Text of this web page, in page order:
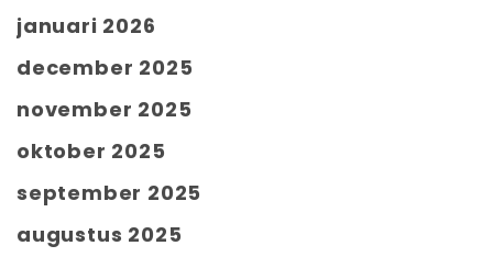
januari 2026
december 2025
november 2025
oktober 2025
september 2025
augustus 2025